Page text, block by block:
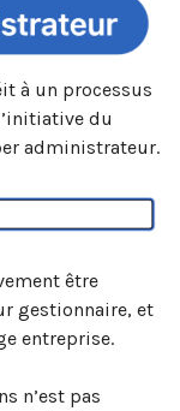
à un processus
du
administrateur.
être
gestionnaire, et
entreprise.
n’est pas